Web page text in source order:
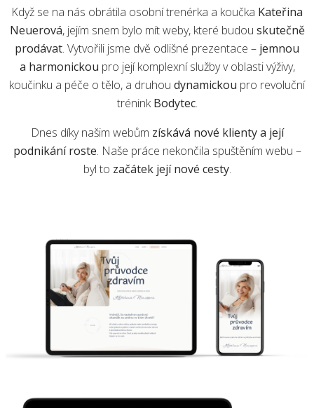
Když se na nás obrátila osobní trenérka a koučka Kateřina
Neuerová, jejím snem bylo mít weby, které budou skutečně
prodávat. Vytvořili jsme dvě odlišné prezentace – jemnou
a harmonickou pro její komplexní služby v oblasti výživy,
koučinku a péče o tělo, a druhou dynamickou pro revoluční
tréninkBodytec.
Dnes díky našim webům získává nové klienty a její
podnikání roste. Naše práce nekončila spuštěním webu –
byl to začátek její nové cesty.